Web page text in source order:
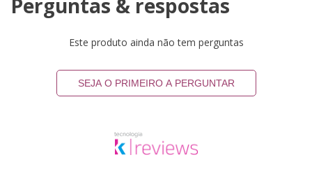
Perguntas & respostas
Este produto ainda não tem perguntas
SEJA O PRIMEIRO A PERGUNTAR